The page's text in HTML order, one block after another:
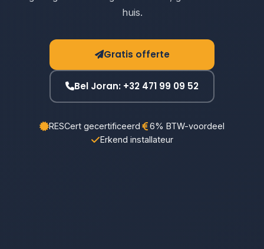
huis.
Gratis offerte
Bel Joran: +32 471 99 09 52
RESCert gecertificeerd
6% BTW-voordeel
Erkend installateur